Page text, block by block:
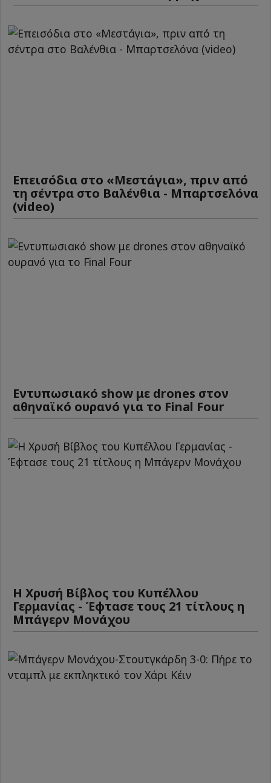
Επεισόδια στο «Μεστάγια», πριν από
τη σέντρα στο Βαλένθια - Μπαρτσελόνα
(video)
Εντυπωσιακό show με drones στον
αθηναϊκό ουρανό για το Final Four
Η Χρυσή Βίβλος του Κυπέλλου
Γερμανίας - Έφτασε τους 21 τίτλους η
Μπάγερν Μονάχου